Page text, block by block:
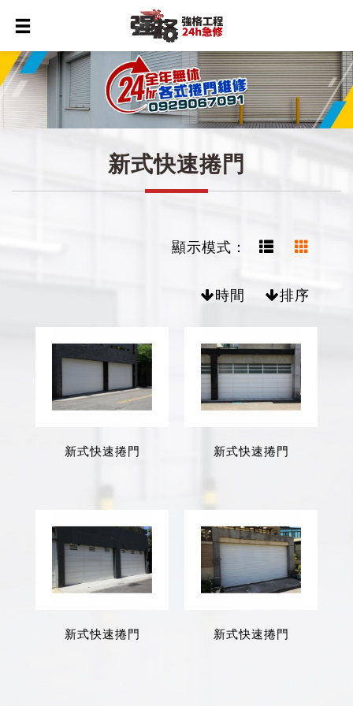
新式快速捲門
顯示模式：
時間 排序
新式快速捲門 新式快速捲門
新式快速捲門 新式快速捲門